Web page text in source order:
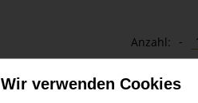
Wir verwenden Cookies
Anzahl: -
EUR